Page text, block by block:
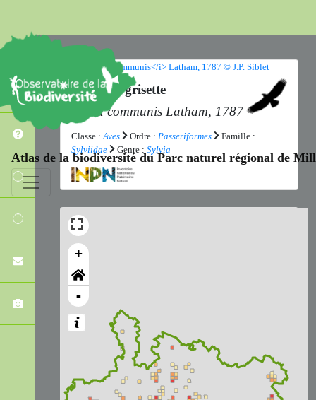
Atlas de la biodiversité du Parc naturel régional de
Fauvette grisette
Sylvia communis Latham, 1787
Classe : Aves Ordre : Passeriformes
Famille :
Sylviidae
Genre : Sylvia
+
-